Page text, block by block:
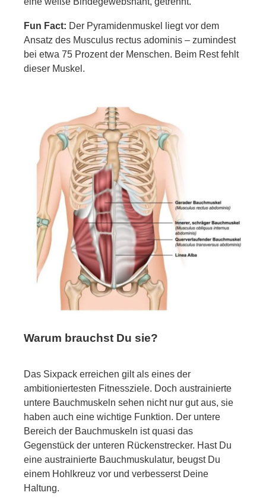
Fun Fact: Der Pyramidenmuskel liegt vor dem
Ansatz des Musculus rectus adominis – zumindest
bei etwa 75 Prozent der Menschen. Beim Rest fehlt
dieser Muskel.
Warum brauchst Du sie?
Das Sixpack erreichen gilt als eines der
ambitioniertesten Fitnessziele. Doch austrainierte
untere Bauchmuskeln sehen nicht nur gut aus, sie
haben auch eine wichtige Funktion. Der untere
Bereich der Bauchmuskeln ist quasi das
Gegenstück der unteren Rückenstrecker. Hast Du
eine austrainierte Bauchmuskulatur, beugst Du
einem Hohlkreuz vor und verbesserst Deine
Haltung.